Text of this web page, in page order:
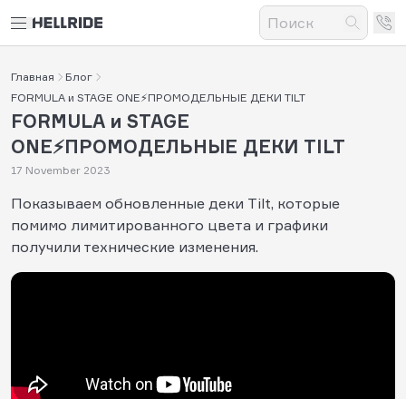
Главная
Блог
FORMULA и STAGE ONE⚡ПРОМОДЕЛЬНЫЕ ДЕКИ TILT
FORMULA и STAGE
ONE⚡ПРОМОДЕЛЬНЫЕ ДЕКИ TILT
17 November 2023
Показываем обновленные деки Tilt, которые
помимо лимитированного цвета и графики
получили технические изменения.